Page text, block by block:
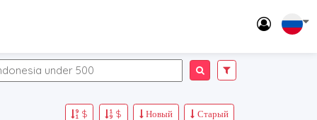
Старый
Новый
$
$